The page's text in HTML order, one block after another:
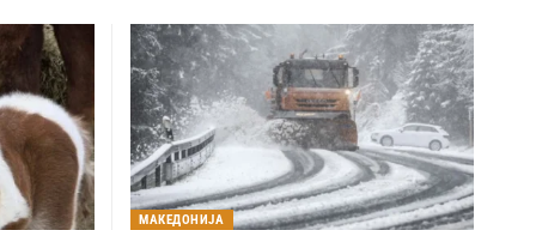
МАКЕДОНИЈА